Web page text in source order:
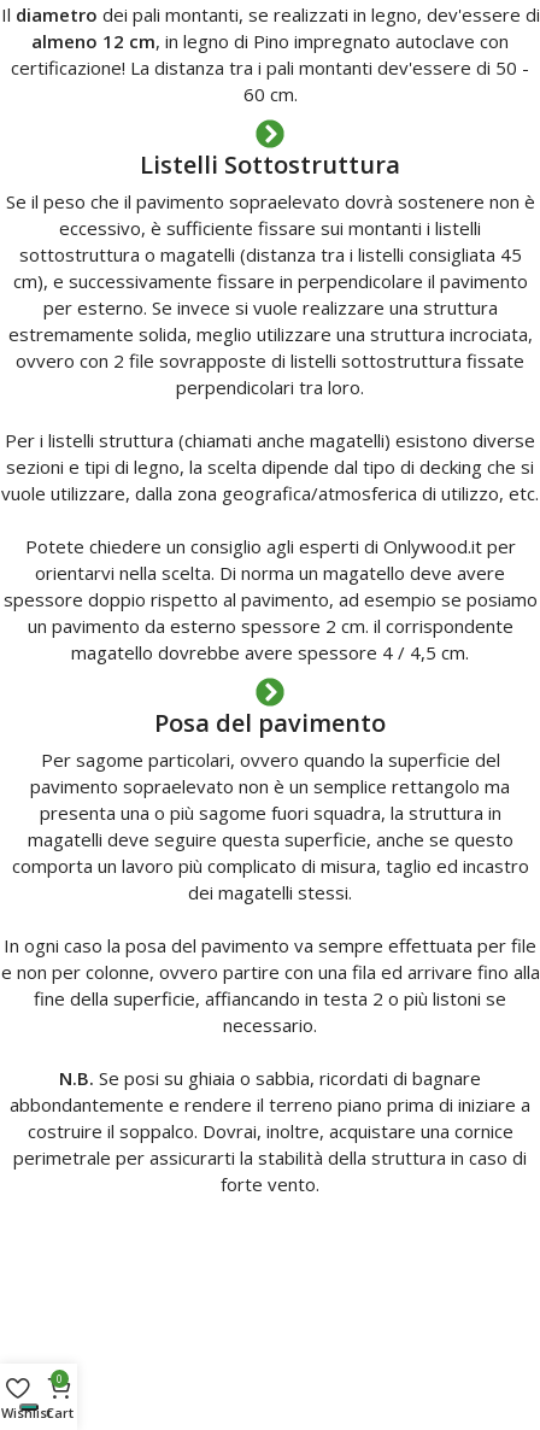
Il diametro dei pali montanti, se realizzati in legno, dev'essere di
almeno 12 cm, in legno di Pino impregnato autoclave con
certificazione! La distanza tra i pali montanti dev'essere di 50 -
60 cm.
Listelli Sottostruttura
Se il peso che il pavimento sopraelevato dovrà sostenere non è
eccessivo, è sufficiente fissare sui montanti i listelli
sottostruttura o magatelli (distanza tra i listelli consigliata 45
cm), e successivamente fissare in perpendicolare il pavimento
per esterno. Se invece si vuole realizzare una struttura
estremamente solida, meglio utilizzare una struttura incrociata,
ovvero con 2 file sovrapposte di listelli sottostruttura fissate
perpendicolari tra loro.
Per i listelli struttura (chiamati anche magatelli) esistono diverse
sezioni e tipi di legno, la scelta dipende dal tipo di decking che si
vuole utilizzare, dalla zona geografica/atmosferica di utilizzo, etc.
Potete chiedere un consiglio agli esperti di Onlywood.it per
orientarvi nella scelta. Di norma un magatello deve avere
spessore doppio rispetto al pavimento, ad esempio se posiamo
un pavimento da esterno spessore 2 cm. il corrispondente
magatello dovrebbe avere spessore 4 / 4,5 cm.
Posa del pavimento
Per sagome particolari, ovvero quando la superficie del
pavimento sopraelevato non è un semplice rettangolo ma
presenta una o più sagome fuori squadra, la struttura in
magatelli deve seguire questa superficie, anche se questo
comporta un lavoro più complicato di misura, taglio ed incastro
dei magatelli stessi.
In ogni caso la posa del pavimento va sempre effettuata per file
e non per colonne, ovvero partire con una fila ed arrivare fino alla
fine della superficie, affiancando in testa 2 o più listoni se
necessario.
N.B. Se posi su ghiaia o sabbia, ricordati di bagnare
abbondantemente e rendere il terreno piano prima di iniziare a
costruire il soppalco. Dovrai, inoltre, acquistare una cornice
perimetrale per assicurarti la stabilità della struttura in caso di
forte vento.
Wishlist
0
Cart